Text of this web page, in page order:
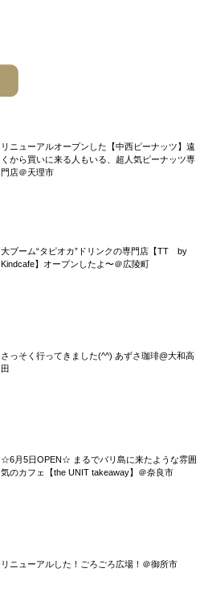
リニューアルオープンした【中西ピーナッツ】遠
くから買いに来る人もいる、超人気ピーナッツ専
門店＠天理市
大ブーム“タピオカ”ドリンクの専門店【TT by
Kindcafe】オープンしたよ〜＠広陵町
さっそく行ってきました(^^) あずさ珈琲@大和高
田
☆6月5日OPEN☆ まるでバリ島に来たような雰囲
気のカフェ【the UNIT takeaway】＠奈良市
リニューアルした！ごろごろ広場！＠御所市